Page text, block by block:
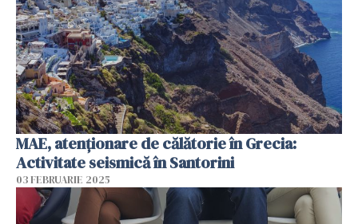
MAE, atenţionare de călătorie în Grecia:
Activitate seismică în Santorini
03 FEBRUARIE 2025